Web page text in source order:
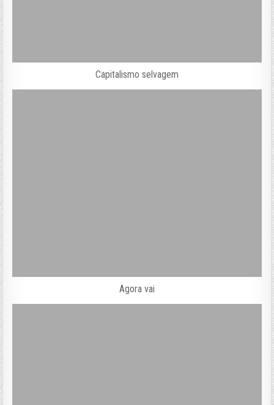
Capitalismo selvagem
Agora vai